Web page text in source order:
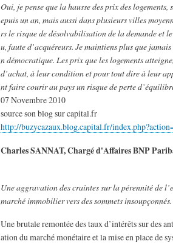
Oui, je pense que la hausse des prix des
epuis un an, mais aussi dans plusieurs villes
rs le risque de désolvabilisation de la demande et
u, faute d’acquéreurs. Je maintiens plus que
n démocratique. Les prix que les logements
d’achat, à leur condition et pour tout dire à leur
nt faire courir au pays un risque de perte
07 Novembre 2010
source son blog sur capital.fr
http://buzycazaux.blog.capital.fr/
Charles SANNAT, Chargé d'Affaires BNP
Une aggravation des craintes sur la pérennité de
marché immobilier vers des sommets insoupçonnés.
Une brutale remontée des taux d’intérêts sur des
ation du marché monétaire et la mise en place de